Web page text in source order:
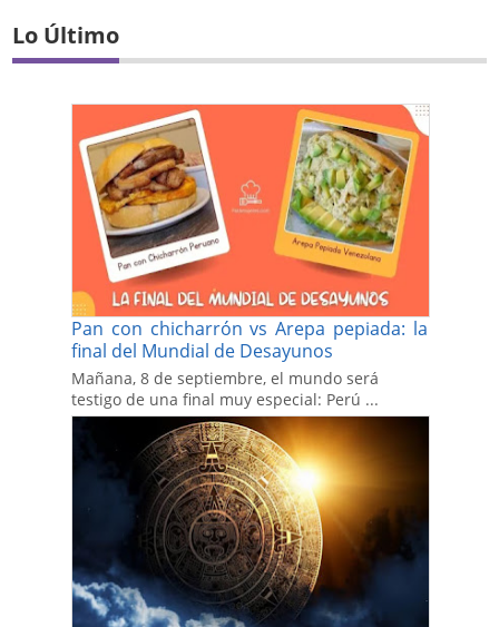
Lo Último
Pan con chicharrón vs Arepa pepiada: la
final del Mundial de Desayunos
Mañana, 8 de septiembre, el mundo será
testigo de una final muy especial: Perú ...